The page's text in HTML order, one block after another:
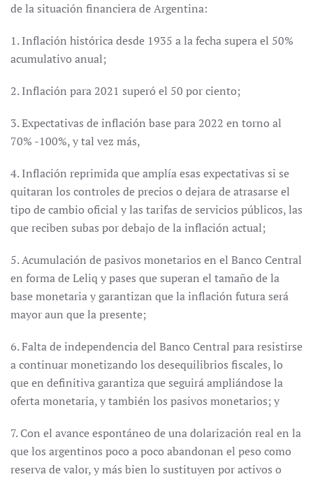
de la situación financiera de Argentina:
1. Inflación histórica desde 1935 a la fecha supera el 50%
acumulativo anual;
2. Inflación para 2021 superó el 50 por ciento;
3. Expectativas de inflación base para 2022 en torno al
70% -100%, y tal vez más,
4. Inflación reprimida que amplía esas expectativas si se
quitaran los controles de precios o dejara de atrasarse el
tipo de cambio oficial y las tarifas de servicios públicos, las
que reciben subas por debajo de la inflación actual;
5. Acumulación de pasivos monetarios en el Banco Central
en forma de Leliq y pases que superan el tamaño de la
base monetaria y garantizan que la inflación futura será
mayor aun que la presente;
6. Falta de independencia del Banco Central para resistirse
a continuar monetizando los desequilibrios fiscales, lo
que en definitiva garantiza que seguirá ampliándose la
oferta monetaria, y también los pasivos monetarios; y
7. Con el avance espontáneo de una dolarización real en la
que los argentinos poco a poco abandonan el peso como
reserva de valor, y más bien lo sustituyen por activos o